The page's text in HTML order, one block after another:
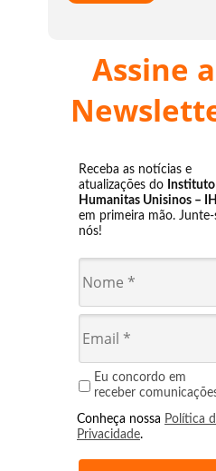
Assine a
Receba as notícias e
atualizações do Instituto
Humanitas Unisinos –
em primeira mão. Junte-
nós!
Eu concordo em
receber
Conheça nossa Política
Privacidade.